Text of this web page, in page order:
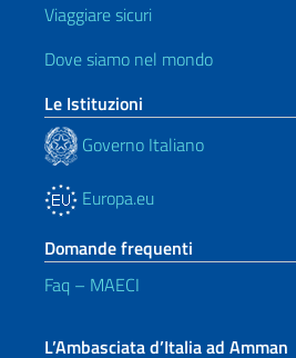
Viaggiare sicuri
Dove siamo nel mondo
Le Istituzioni
Governo Italiano
Europa.eu
Domande frequenti
Faq – MAECI
L’Ambasciata d’Italia ad Amman